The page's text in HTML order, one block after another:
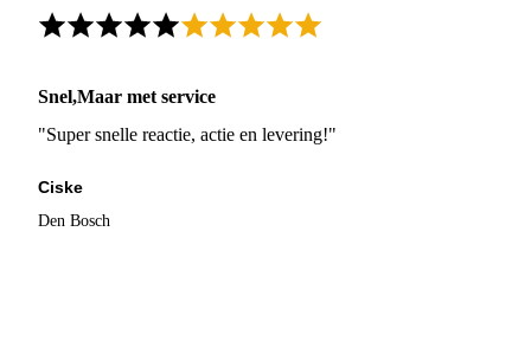
Snel,Maar met service
"Super snelle reactie, actie en levering!"
Ciske
Den Bosch